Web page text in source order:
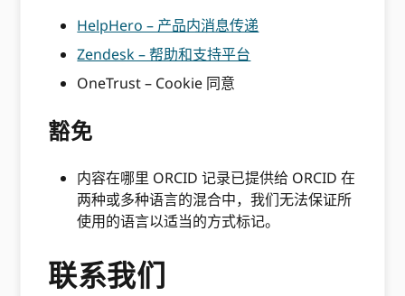
HelpHero – 产品内消息传递
Zendesk – 帮助和支持平台
OneTrust – Cookie 同意
豁免
内容在哪里 ORCID 记录已提供给 ORCID 在
两种或多种语言的混合中，我们无法保证所
使用的语言以适当的方式标记。
联系我们